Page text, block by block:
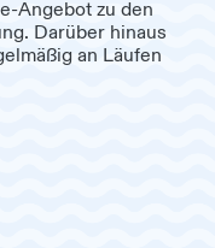
Angebot zu den
Darüber hinaus
an Läufen